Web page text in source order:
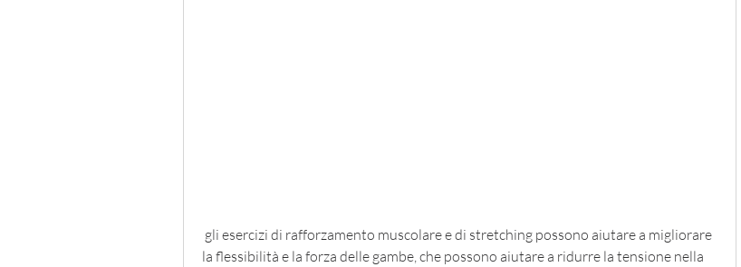
la flessibilità e la forza delle gambe, che possono aiutare a ridurre la tensione nella